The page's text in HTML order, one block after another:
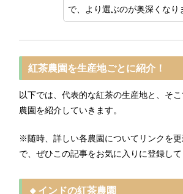
で、より選ぶのが奥深くなり
紅茶農園を生産地ごとに紹介！
以下では、代表的な紅茶の生産地と、そ
農園を紹介していきます。
※随時、詳しい各農園についてリンクを
で、ぜひこの記事をお気に入りに登録し
🔸インドの紅茶農園